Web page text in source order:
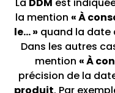
la mention « À
le... » quand la date
Dans les autres
mention « À
précision de la